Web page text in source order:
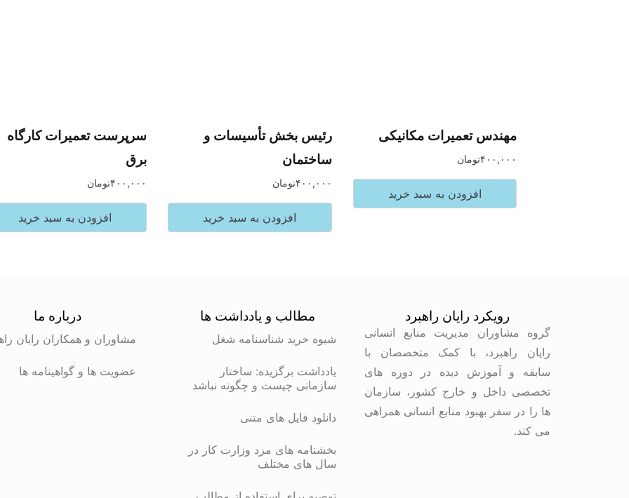
مهندس تعمیرات مکانیکی
۴۰۰,۰۰۰تومان
افزودن به سبد خرید
رئیس بخش تأسیسات و
ساختمان
۴۰۰,۰۰۰تومان
افزودن به سبد خرید
سرپرست تعمیرات کارگاه
برق
۴۰۰,۰۰۰تومان
افزودن به سبد خرید
رویکرد رایان راهبرد
گروه مشاوران مدیریت منابع انسانی
رایان راهبرد، با کمک متخصصان با
سابقه و آموزش دیده در دوره های
تخصصی داخل و خارج کشور، سازمان
ها را در سفر بهبود منابع انسانی همراهی
می کند.
مطالب و یادداشت ها
شیوه خرید شناسنامه شغل
یادداشت برگزیده: ساختار
سازمانی چیست و چگونه نباشد
دانلود فایل های متنی
بخشنامه های مزد وزارت کار در
سال های مختلف
درباره ما
مشاوران و همکاران رایان
عضویت ها و گواهینامه ها